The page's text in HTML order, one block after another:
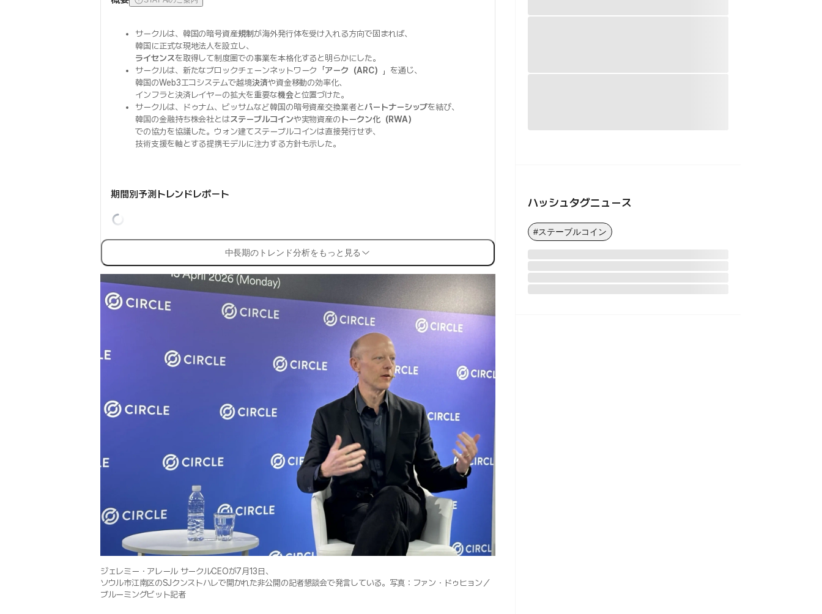
サークルは、韓国の暗号資産規制が海外発行体を受け入れる方向で固まれば、
韓国に正式な現地法人を設立し、
ライセンスを取得して制度圏での事業を本格化すると明らかにした。
サークルは、新たなブロックチェーンネットワーク「アーク（ARC）
」を通じ、
韓国のWeb3エコシステムで越境決済や資金移動の効率化、
インフラと決済レイヤーの拡大を重要な機会と位置づけた。
サークルは、ドゥナム、ビッサムなど韓国の暗号資産交換業者とパートナーシップを結び、
韓国の金融持ち株会社とはステーブルコインや実物資産の トークン化（RWA）
での協力を協議した。ウォン建てステーブルコインは直接発行せず、
技術支援を軸とする提携モデルに注力する方針も示した。
期間別予測トレンドレポート
中長期のトレンド分析をもっと見る
ジェレミー・アレール サークルCEOが7月13日、
ソウル市江南区のSJクンストハレで開かれた非公開の記者懇談会で発言している。写真：ファン・ドゥヒョン／
ブルーミングビット記者
ハッシュタグニュース
#ステーブルコイン